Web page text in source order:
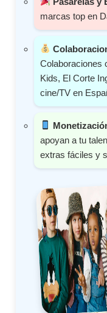
marcas top en
Colaboraciones
Kids, El Corte
cine/TV en
apoyan a tu
extras fáciles y